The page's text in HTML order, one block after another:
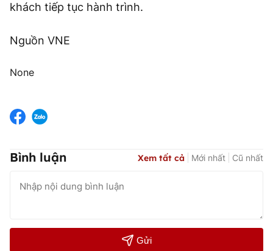
khách tiếp tục hành trình.
Nguồn VNE
None
Bình luận Xem tất cả Mới nhất Cũ nhất
Gửi